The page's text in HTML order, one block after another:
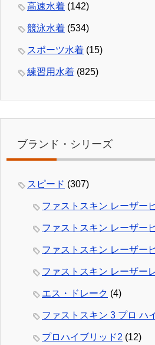
高速水着 (142)
競泳水着 (534)
スポーツ水着 (15)
練習用水着 (825)
ブランド・シリーズ
スピード (307)
ファストスキン レーザー
ファストスキン レーザー
ファストスキン レーザー
ファストスキン レーザー
エス・ドレーク (4)
ファストスキン 3 プロ ハ
プロハイブリッド2 (12)